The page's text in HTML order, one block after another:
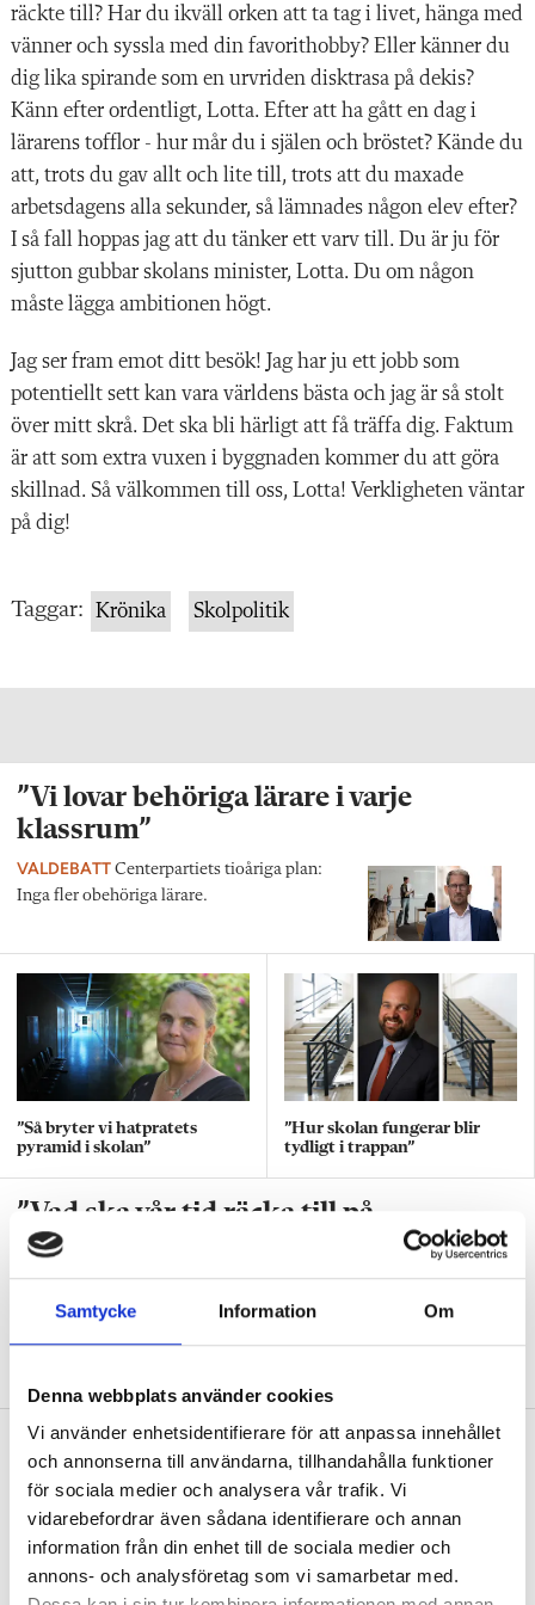
Samtycke Information Om
Denna webbplats använder cookies
Vi använder enhetsidentifierare för att anpassa innehållet
och annonserna till användarna, tillhandahålla funktioner
för sociala medier och analysera vår trafik. Vi
vidarebefordrar även sådana identifierare och annan
information från din enhet till de sociala medier och
annons- och analysföretag som vi samarbetar med.
räckte till? Har du ikväll orken att ta tag i livet, hänga med
vänner och syssla med din favorithobby? Eller känner du
dig lika spirande som en urvriden disktrasa på dekis?
Känn efter ordentligt, Lotta. Efter att ha gått en dag i
lärarens tofflor - hur mår du i själen och bröstet? Kände du
att, trots du gav allt och lite till, trots att du maxade
arbetsdagens alla sekunder, så lämnades någon elev efter?
I så fall hoppas jag att du tänker ett varv till. Du är ju för
sjutton gubbar skolans minister, Lotta. Du om någon
måste lägga ambitionen högt.
Jag ser fram emot ditt besök! Jag har ju ett jobb som
potentiellt sett kan vara världens bästa och jag är så stolt
över mitt skrå. Det ska bli härligt att få träffa dig. Faktum
är att som extra vuxen i byggnaden kommer du att göra
skillnad. Så välkommen till oss, Lotta! Verkligheten väntar
på dig!
Taggar: Krönika Skolpolitik
”Vi lovar behöriga lärare i varje
klassrum”
VALDEBATT Centerpartiets tioåriga plan:
Inga fler obehöriga lärare.
”Så bryter vi hatpratets
pyramid i skolan”
”Hur skolan fungerar blir
tydligt i trappan”
”Vad ska vår tid räcka till på
förskolan?”
DEBATT
damma, snygga upp i hallen, svara i telefon
”Vad säger det om skolan när allt fler
barn behöver anpassas?”
DEBATT”Frågan är hur skolan kan ge plats åt
fler barn från början – inte hur de ska
anpassas till skolan”.